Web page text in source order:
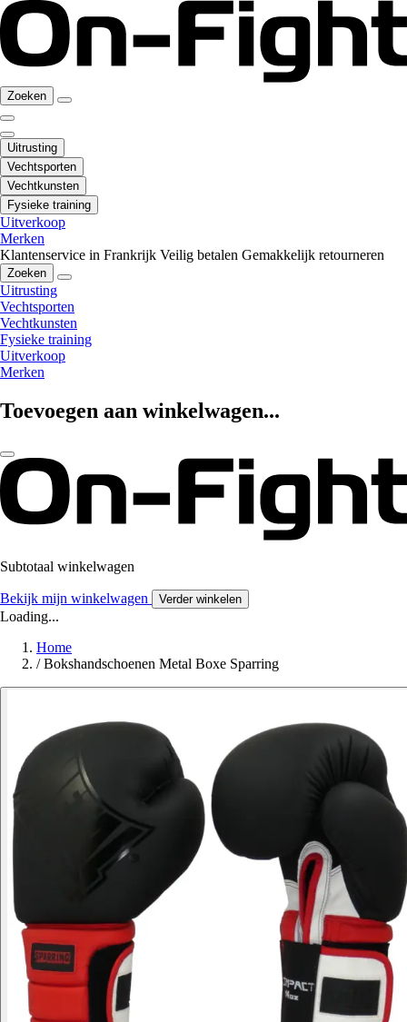
Zoeken
Uitrusting
Vechtsporten
Vechtkunsten
Fysieke training
Uitverkoop
Merken
Klantenservice in Frankrijk Veilig betalen Gemakkelijk retourneren
Zoeken
Uitrusting
Vechtsporten
Vechtkunsten
Fysieke training
Uitverkoop
Merken
Toevoegen aan winkelwagen...
Subtotaal winkelwagen
Bekijk mijn winkelwagen Verder winkelen
Loading...
Home
/ Bokshandschoenen Metal Boxe Sparring